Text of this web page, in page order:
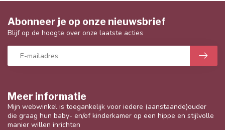
Meer informatie
Mijn webwinkel is toegankelijk voor iedere (aanstaande)ouder
die graag hun baby- en/of kinderkamer op een hippe en stijlvolle
manier willen inrichten
Abonneer je op onze nieuwsbrief
Blijf op de hoogte over onze laatste acties